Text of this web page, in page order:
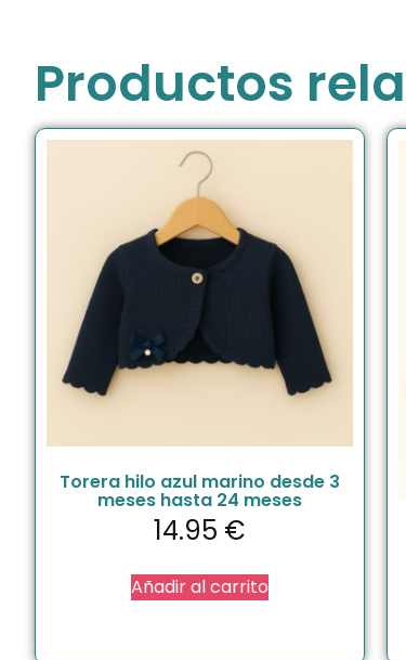
Productos
Torera hilo azul marino desde 3
meses hasta 24 meses
14.95 €
Añadir al carrito